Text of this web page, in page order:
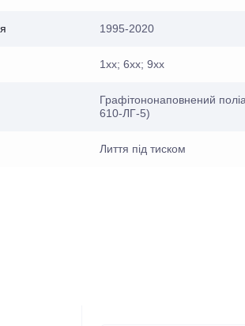
1995-2020
1xx; 6xx; 9xx
Графітононаповнений
610-ЛГ-5)
Лиття під тиском